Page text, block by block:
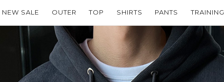
NEW SALE OUTER TOP SHIRTS PANTS TRAINING